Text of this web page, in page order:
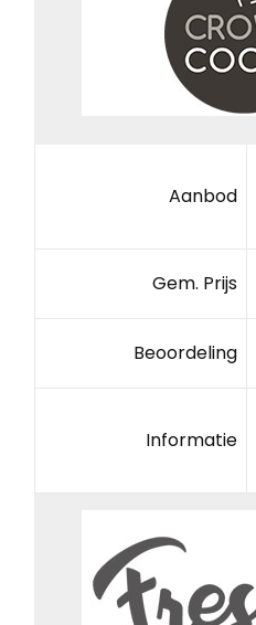
Aanbod
Gem. Prijs
Beoordeling
Informatie